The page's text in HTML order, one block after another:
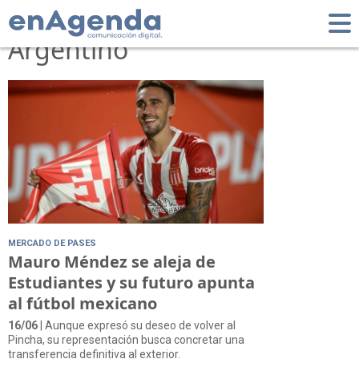
Tag: Fútbol
Argentino
MERCADO DE PASES
Mauro Méndez se aleja de
Estudiantes y su futuro apunta
al fútbol mexicano
16/06 | Aunque expresó su deseo de volver al
Pincha, su representación busca concretar una
transferencia definitiva al exterior.